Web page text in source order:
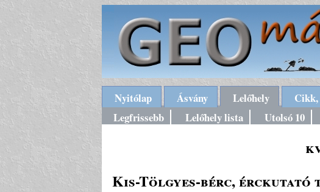
Nyitólap Ásvány Lelőhely
Legfrissebb
Lelőhely lista Utolsó 10
Kis-Tölgyes-bérc,